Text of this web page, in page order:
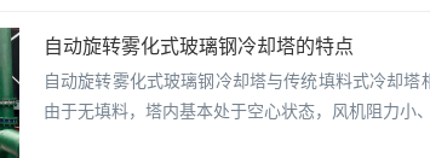
自动旋转雾化式玻璃钢冷却塔的特点
自动旋转雾化式玻璃钢冷却塔与传统填料式冷
由于无填料，塔内基本处于空心状态，风机阻力